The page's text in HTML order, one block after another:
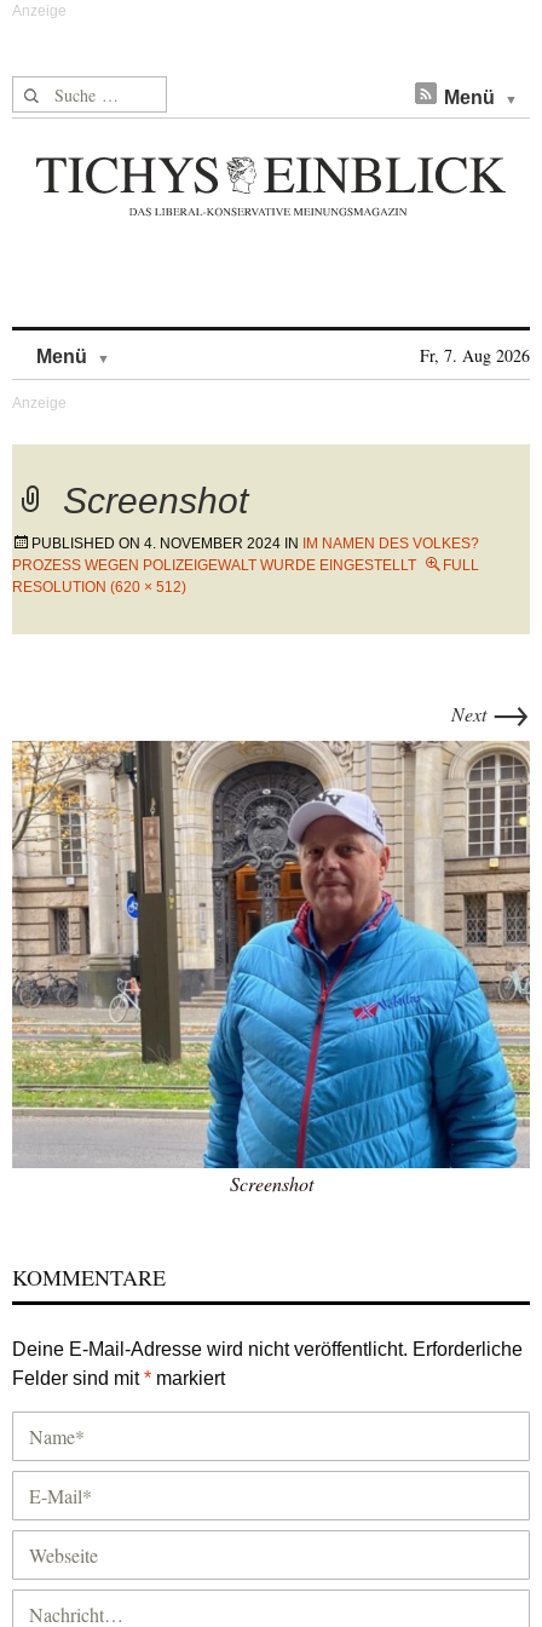
Suche nach: Menü
Menü Fr, 7. Aug 2026
Screenshot
PUBLISHED ON 4. NOVEMBER 2024 IN
IM NAMEN DES VOLKES?
PROZESS WEGEN POLIZEIGEWALT WURDE EINGESTELLT
FULL
RESOLUTION (620 × 512)
Next →
Screenshot
KOMMENTARE
Deine E-Mail-Adresse wird nicht veröffentlicht. Erforderliche
Felder sind mit* markiert